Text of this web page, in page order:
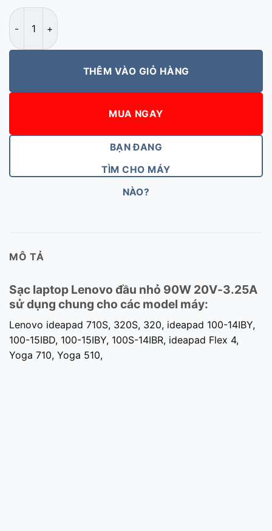
Sạc laptop Lenovo đầu nhỏ 65W 20V-3.25A số lượng
THÊM VÀO GIỎ HÀNG
MUA NGAY
BẠN ĐANG
TÌM CHO MÁY
NÀO?
MÔ TẢ
Sạc laptop Lenovo đầu nhỏ 90W 20V-3.25A
sử dụng chung cho các model máy:
Lenovo ideapad 710S, 320S, 320, ideapad 100-14IBY,
100-15IBD, 100-15IBY, 100S-14IBR, ideapad Flex 4,
Yoga 710, Yoga 510,